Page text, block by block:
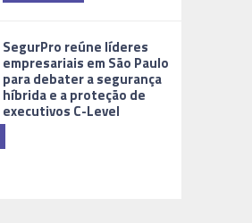
SegurPro reúne líderes
empresariais em São Paulo
para debater a segurança
híbrida e a proteção de
executivos C-Level